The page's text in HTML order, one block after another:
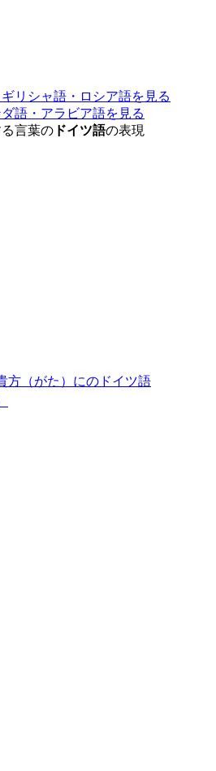
リシャ語・ロシア語を見る
語・アラビア語を見る
る言葉の ドイツ語の表現
方（がた）にのドイツ語